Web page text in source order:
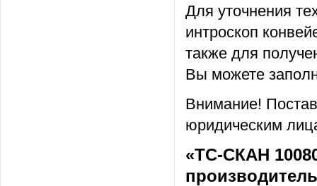
Для уточнения
интроскоп
также для
Вы можете
Внимание!
юридическим
«ТС-СКАН